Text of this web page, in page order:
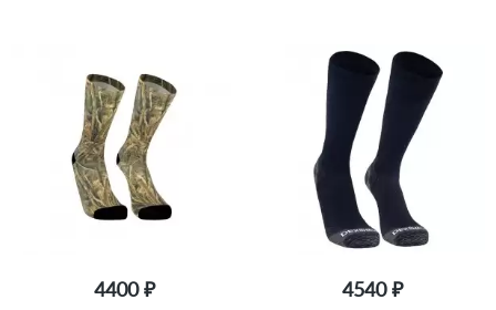
4400 ₽ 4540 ₽